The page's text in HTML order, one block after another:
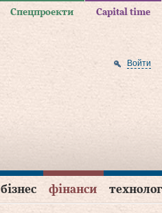
Спецпроекти Capital time
Войти
бізнес фінанси